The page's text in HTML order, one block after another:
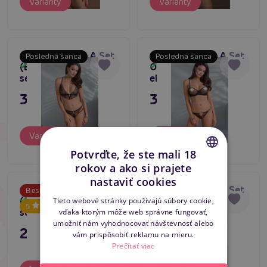
Posledná šanca
Casmir MIRELLA Set
(Black), elegantný
set
Skladom
39,80 €
Varianty
Posledná šanca
Casmir MIRELLA Set
Open Bra (Black),
elegantný set
Skladom
39,80 €
Bestseller
5
Asaka Harness Set
(S/L), dámska
súprava
Skladom
27,80 €
4
Casmir AURELIA Set
(Black)
Skladom
35,80 €
CZECH
ENGLISH
Potvrďte, že ste mali 18
rokov a ako si prajete
nastaviť cookies
Tieto webové stránky používajú súbory cookie,
vďaka ktorým môže web správne fungovať,
umožniť nám vyhodnocovať návštevnosť alebo
vám prispôsobiť reklamu na mieru.
Prečítať viac